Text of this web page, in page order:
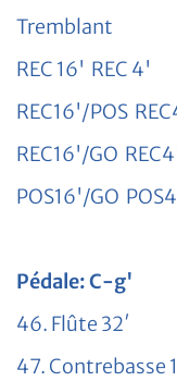
Tremblant
REC 16' REC 4'
REC16'/POS
REC16'/GO
POS16'/GO
Pédale: C-g'
46. Flûte 32′
47. Contrebasse